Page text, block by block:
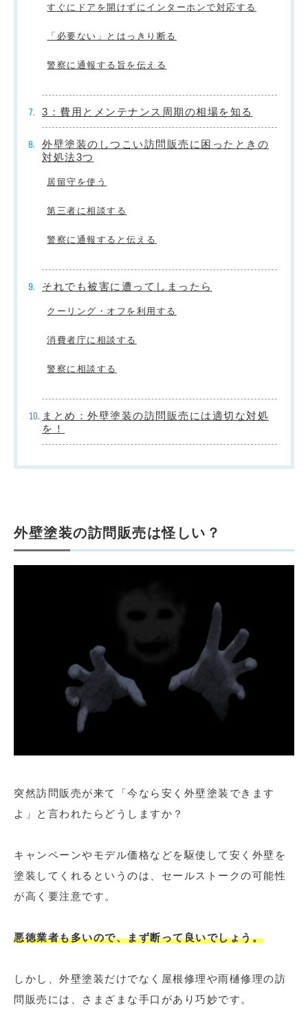
すぐにドアを開けずにインターホンで対応する
「必要ない」とはっきり断る
警察に通報する旨を伝える
3：費用とメンテナンス周期の相場を知る
外壁塗装のしつこい訪問販売に困ったときの
対処法3つ
居留守を使う
第三者に相談する
警察に通報すると伝える
それでも被害に遭ってしまったら
クーリング・オフを利用する
消費者庁に相談する
警察に相談する
まとめ：外壁塗装の訪問販売には適切な対処
を！
外壁塗装の訪問販売は怪しい？
突然訪問販売が来て「今なら安く外壁塗装できます
よ」と言われたらどうしますか？
キャンペーンやモデル価格などを駆使して安く外壁を
塗装してくれるというのは、セールストークの可能性
が高く要注意です。
悪徳業者も多いので、まず断って良いでしょう。
しかし、外壁塗装だけでなく屋根修理や雨樋修理の訪
問販売には、さまざまな手口があり巧妙です。